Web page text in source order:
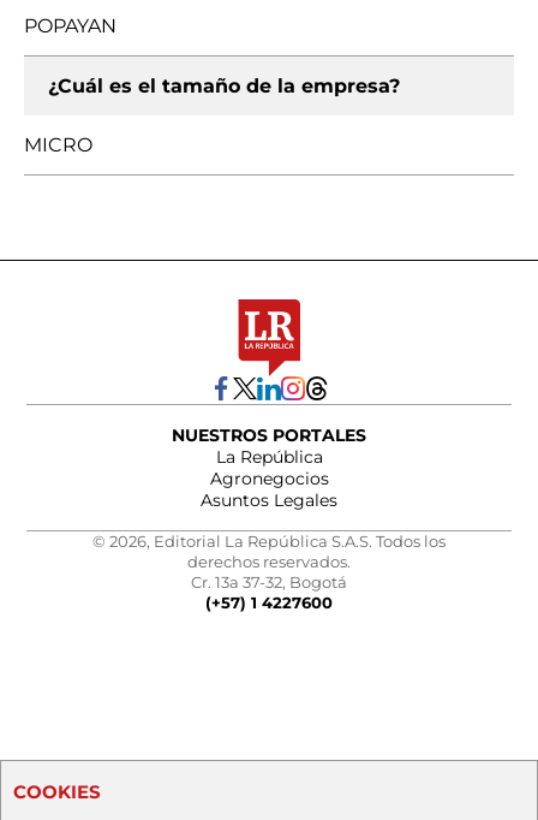
POPAYAN
¿Cuál es el tamaño de la empresa?
MICRO
NUESTROS PORTALES
La República
Agronegocios
Asuntos Legales
© 2026, Editorial La República S.A.S. Todos los
derechos reservados.
Cr. 13a 37-32, Bogotá
(+57) 1 4227600
COOKIES